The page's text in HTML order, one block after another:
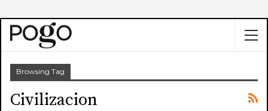
Browsing Tag
Civilizacion